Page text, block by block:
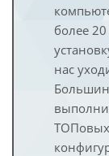
более 20
нас